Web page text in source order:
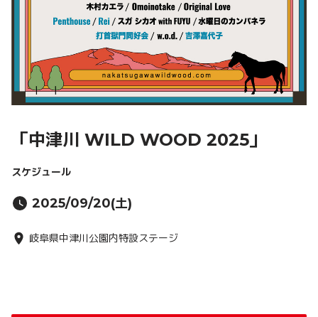
「中津川 WILD WOOD 2025」
スケジュール
2025/09/20(土)
岐⾩県中津川公園内特設ステージ